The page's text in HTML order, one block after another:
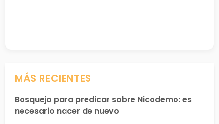
MÁS RECIENTES
Bosquejo para predicar sobre Nicodemo: es
necesario nacer de nuevo